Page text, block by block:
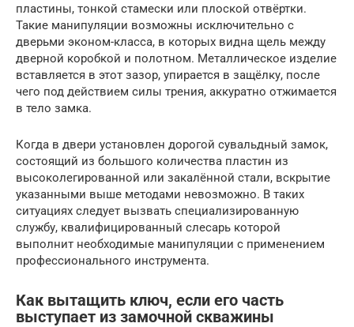
пластины, тонкой стамески или плоской отвёртки.
Такие манипуляции возможны исключительно с
дверьми эконом-класса, в которых видна щель между
дверной коробкой и полотном. Металлическое изделие
вставляется в этот зазор, упирается в защёлку, после
чего под действием силы трения, аккуратно отжимается
в тело замка.
Когда в двери установлен дорогой сувальдный замок,
состоящий из большого количества пластин из
высоколегированной или закалённой стали, вскрытие
указанными выше методами невозможно. В таких
ситуациях следует вызвать специализированную
службу, квалифицированный слесарь которой
выполнит необходимые манипуляции с применением
профессионального инструмента.
Как вытащить ключ, если его часть
выступает из замочной скважины